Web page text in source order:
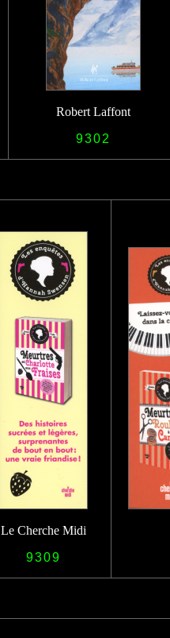
Robert Laffont
9302
Le Cherche Midi
9309